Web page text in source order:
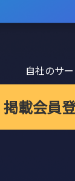
自社のサ
掲載会員